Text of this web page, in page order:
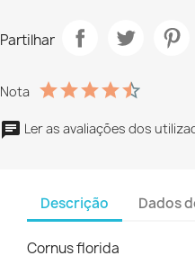
Partilhar
Nota
Ler as avaliações dos
Descrição Dados
Cornus florida